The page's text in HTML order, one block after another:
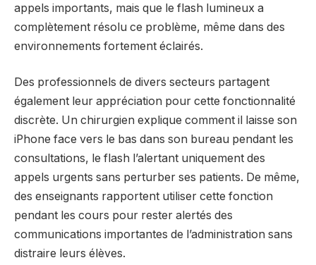
appels importants, mais que le flash lumineux a
complètement résolu ce problème, même dans des
environnements fortement éclairés.
Des professionnels de divers secteurs partagent
également leur appréciation pour cette fonctionnalité
discrète. Un chirurgien explique comment il laisse son
iPhone face vers le bas dans son bureau pendant les
consultations, le flash l’alertant uniquement des
appels urgents sans perturber ses patients. De même,
des enseignants rapportent utiliser cette fonction
pendant les cours pour rester alertés des
communications importantes de l’administration sans
distraire leurs élèves.